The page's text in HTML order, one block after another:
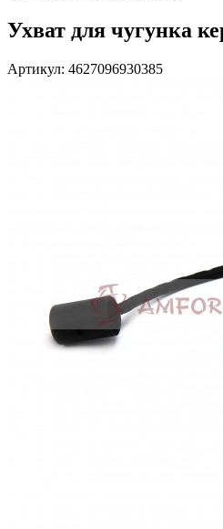
Ухват для чугунка
Артикул: 4627096930385